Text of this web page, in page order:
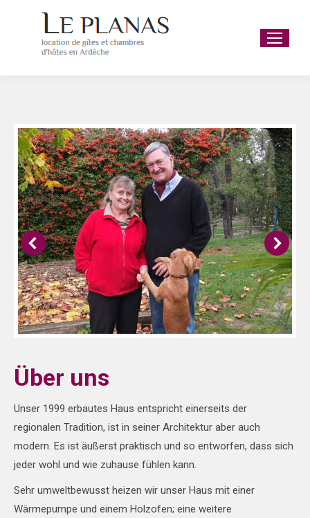
Über uns
Unser 1999 erbautes Haus entspricht einerseits der
regionalen Tradition, ist in seiner Architektur aber auch
modern. Es ist äußerst praktisch und so entworfen, dass sich
jeder wohl und wie zuhause fühlen kann.
Sehr umweltbewusst heizen wir unser Haus mit einer
Wärmepumpe und einem Holzofen; eine weitere